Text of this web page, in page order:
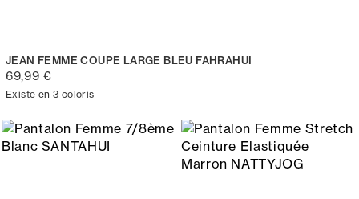
JEAN FEMME COUPE LARGE BLEU FAHRAHUI
69,99 €
Existe en 3 coloris